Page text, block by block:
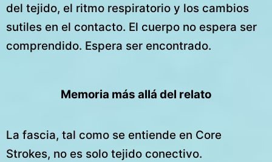
del tejido, el ritmo respiratorio y los cambios
sutiles en el contacto. El cuerpo no espera ser
comprendido. Espera ser encontrado.
Memoria más allá del relato
La fascia, tal como se entiende en Core
Strokes, no es solo tejido conectivo.